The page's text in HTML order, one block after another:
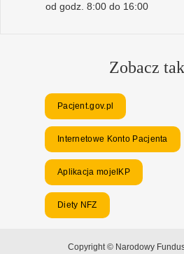
od godz. 8:00 do 16:00
Zobacz
Pacjent.gov.pl
Internetowe Konto Pacjenta
Aplikacja mojeIKP
Diety NFZ
Copyright © Narodowy